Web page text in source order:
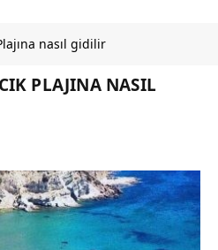
nasıl gidilir
PLAJINA NASIL